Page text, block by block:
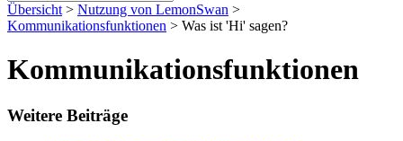
Übersicht > Nutzung von LemonSwan >
Kommunikationsfunktionen > Was ist 'Hi' sagen?
Kommunikationsfunktionen
Weitere Beiträge